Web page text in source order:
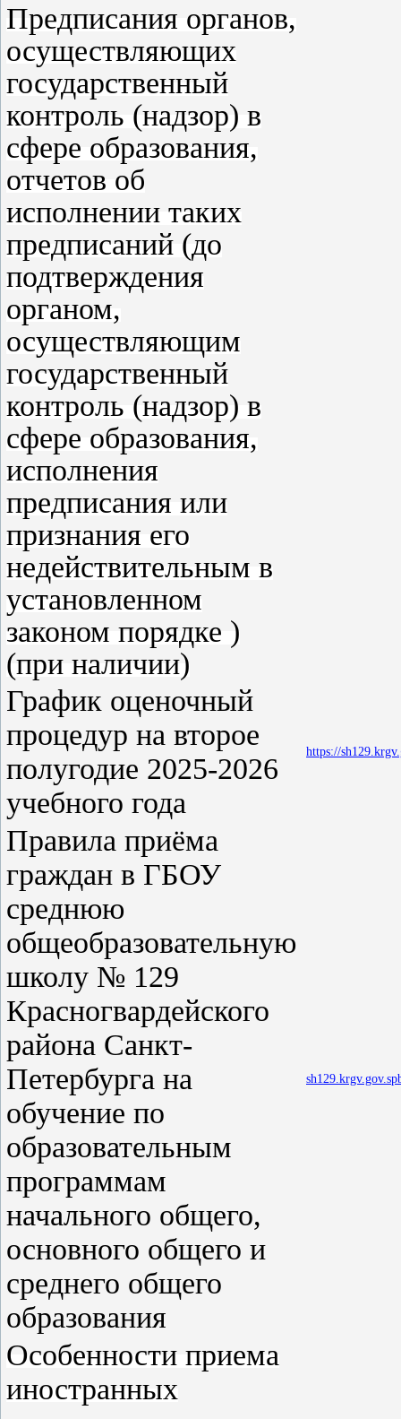
Предписания органов,
осуществляющих
государственный
контроль (надзор) в
сфере образования,
отчетов об
исполнении таких
предписаний (до
подтверждения
органом,
осуществляющим
государственный
контроль (надзор) в
сфере образования,
исполнения
предписания или
признания его
недействительным в
установленном
законом порядке )
(при наличии)
График оценочный
процедур на второе
полугодие 2025-2026
учебного года
https://
Правила приёма
граждан в ГБОУ
среднюю
общеобразовательную
школу № 129
Красногвардейского
района Санкт-
Петербурга на
обучение по
образовательным
программам
начального общего,
основного общего и
среднего общего
образования
Особенности приема
иностранных